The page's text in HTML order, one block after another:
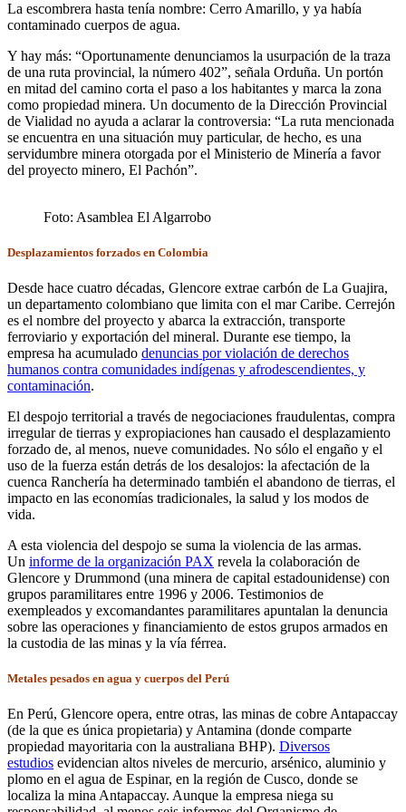
La escombrera hasta tenía nombre: Cerro Amarillo, y ya había
contaminado cuerpos de agua.
Y hay más: “Oportunamente denunciamos la usurpación de la traza
de una ruta provincial, la número 402”, señala Orduña. Un portón
en mitad del camino corta el paso a los habitantes y marca la zona
como propiedad minera. Un documento de la Dirección Provincial
de Vialidad no ayuda a aclarar la controversia: “La ruta mencionada
se encuentra en una situación muy particular, de hecho, es una
servidumbre minera otorgada por el Ministerio de Minería a favor
del proyecto minero, El Pachón”.
Foto: Asamblea El Algarrobo
Desplazamientos forzados en Colombia
Desde hace cuatro décadas, Glencore extrae carbón de La Guajira,
un departamento colombiano que limita con el mar Caribe. Cerrejón
es el nombre del proyecto y abarca la extracción, transporte
ferroviario y exportación del mineral. Durante ese tiempo, la
empresa ha acumulado denuncias por violación de derechos
humanos contra comunidades indígenas y afrodescendientes, y
contaminación.
El despojo territorial a través de negociaciones fraudulentas, compra
irregular de tierras y expropiaciones han causado el desplazamiento
forzado de, al menos, nueve comunidades. No sólo el engaño y el
uso de la fuerza están detrás de los desalojos: la afectación de la
cuenca Ranchería ha determinado también el abandono de tierras, el
impacto en las economías tradicionales, la salud y los modos de
vida.
A esta violencia del despojo se suma la violencia de las armas.
Un informe de la organización PAX revela la colaboración de
Glencore y Drummond (una minera de capital estadounidense) con
grupos paramilitares entre 1996 y 2006. Testimonios de
exempleados y excomandantes paramilitares apuntalan la denuncia
sobre las operaciones y financiamiento de estos grupos armados en
la custodia de las minas y la vía férrea.
Metales pesados en agua y cuerpos del Perú
En Perú, Glencore opera, entre otras, las minas de cobre Antapaccay
(de la que es única propietaria) y Antamina (donde comparte
propiedad mayoritaria con la australiana BHP). Diversos
estudios evidencian altos niveles de mercurio, arsénico, aluminio y
plomo en el agua de Espinar, en la región de Cusco, donde se
localiza la mina Antapaccay. Aunque la empresa niega su